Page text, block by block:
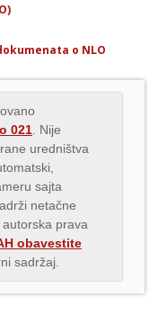
o NLO
021 . Nije
uredništva
sajta
netačne
prava
obavestite
sadržaj.